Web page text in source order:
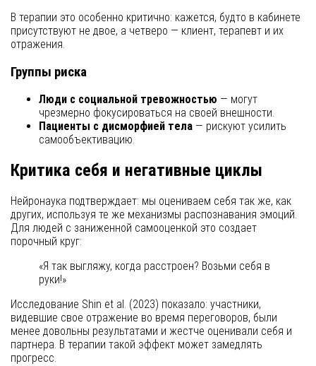
В терапии это особенно критично: кажется, будто в кабинете
присутствуют не двое, а четверо — клиент, терапевт и их
отражения.
Группы риска
Люди с социальной тревожностью — могут
чрезмерно фокусироваться на своей внешности.
Пациенты с дисморфией тела — рискуют усилить
самообъективацию.
Критика себя и негативные циклы
Нейронаука подтверждает: мы оцениваем себя так же, как
других, используя те же механизмы распознавания эмоций.
Для людей с заниженной самооценкой это создает
порочный круг:
«Я так выгляжу, когда расстроен? Возьми себя в
руки!»
Исследование Shin et al. (2023) показало: участники,
видевшие свое отражение во время переговоров, были
менее довольны результатами и жестче оценивали себя и
партнера. В терапии такой эффект может замедлять
прогресс.